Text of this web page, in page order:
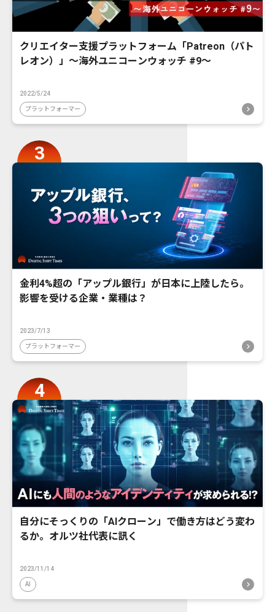
クリエイター支援プラットフォーム「Patreon（パト
レオン）」〜海外ユニコーンウォッチ #9〜
2022/5/24
プラットフォーマー
金利4%超の「アップル銀行」が日本に上陸したら。
影響を受ける企業・業種は？
2023/7/13
プラットフォーマー
自分にそっくりの「AIクローン」で働き方はどう変わ
るか。オルツ社代表に訊く
2023/11/14
AI